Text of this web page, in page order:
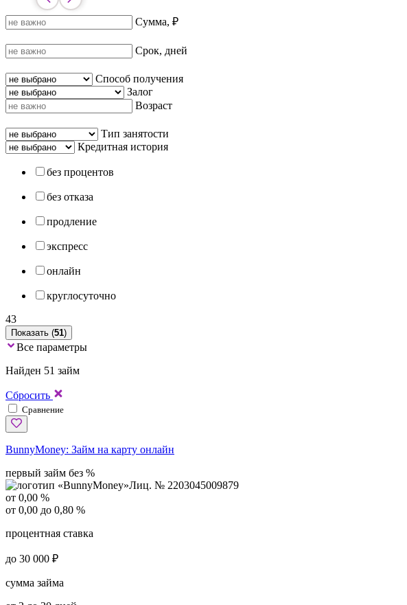
Сумма, ₽
Срок, дней
Способ получения
Залог
Возраст
Тип занятости
Кредитная история
без процентов
без отказа
продление
экспресс
онлайн
круглосуточно
43
Показать (51)
Все параметры
Найден 51 займ
Сбросить
Сравнение
BunnyMoney: Займ на карту онлайн
первый займ без %
Лиц. № 2203045009879
от 0,00 %
от 0,00 до 0,80 %
процентная ставка
до 30 000 ₽
сумма займа